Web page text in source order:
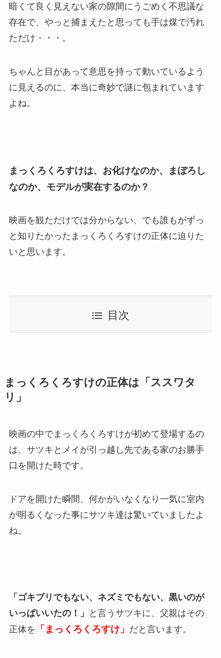
暗くて良く見えない家の隙間にうごめく不思議な
存在で、やっと捕まえたと思っても手は煤で汚れ
ただけ・・・。
ちゃんと目があって意思を持って動いているよう
に見えるのに、本当に奇妙で謎に包まれています
よね。
まっくろくろすけは、お化けなのか、まぼろし
なのか、モデルが実在するのか？
映画を観ただけでは分からない、でも誰もがずっ
と知りたかったまっくろくろすけの正体に迫りた
いと思います。
目次
まっくろくろすけの正体は「ススワタ
リ」
映画の中でまっくろくろすけが初めて登場するの
は、サツキとメイが引っ越し先である家のお勝手
口を開けた時です。
ドアを開けた瞬間、何かがいなくなり一気に室内
が明るくなった事にサツキ達は驚いていましたよ
ね。
「ゴキブリでもない、ネズミでもない、黒いのが
いっぱいいたの！」
と言うサツキに、父親はその
正体を
「まっくろくろすけ」 だと言います。